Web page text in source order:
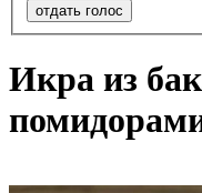
отдать голос
Икра из